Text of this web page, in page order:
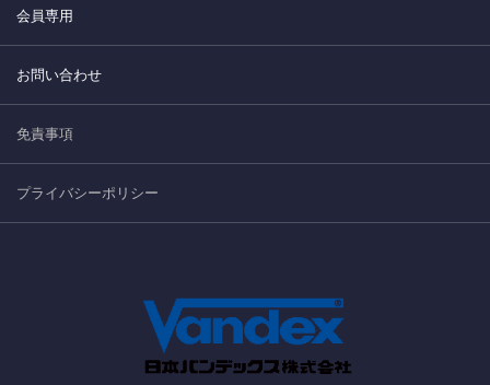
会員専用
お問い合わせ
免責事項
プライバシーポリシー